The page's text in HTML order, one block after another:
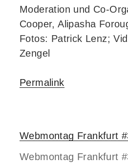
Moderation und Co-
Cooper, Alipasha
Fotos: Patrick Lenz;
Zengel
Permalink
Webmontag Frankfurt
Webmontag Frankfurt